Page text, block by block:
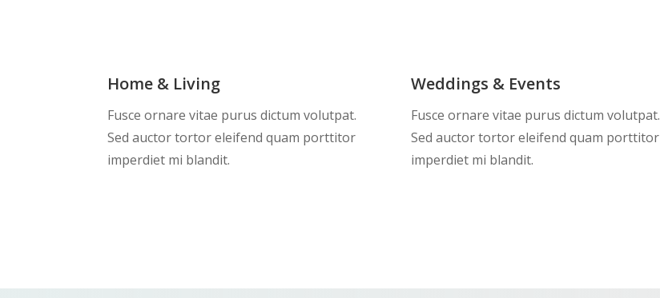
Home & Living
Fusce ornare vitae purus dictum volutpat.
Sed auctor tortor eleifend quam porttitor
imperdiet mi blandit.
Weddings & Events
Fusce ornare vitae purus dictum volutpat.
Sed auctor tortor eleifend quam porttitor
imperdiet mi blandit.